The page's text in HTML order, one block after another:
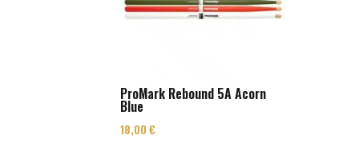
ProMark Rebound 5A Acorn
Blue
18,00€